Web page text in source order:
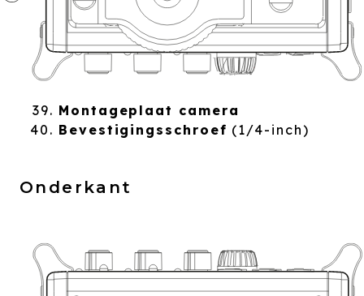
Montageplaat camera
Bevestigingsschroef (1/4-inch)
Onderkant